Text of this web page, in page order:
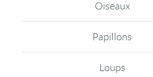
Oiseaux
Papillons
Loups